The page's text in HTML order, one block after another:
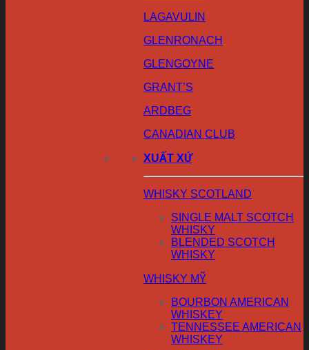
LAGAVULIN
GLENRONACH
GLENGOYNE
GRANT’S
ARDBEG
CANADIAN CLUB
XUẤT XỨ
WHISKY SCOTLAND
SINGLE MALT SCOTCH
WHISKY
BLENDED SCOTCH
WHISKY
WHISKY MỸ
BOURBON AMERICAN
WHISKEY
TENNESSEE AMERICAN
WHISKEY